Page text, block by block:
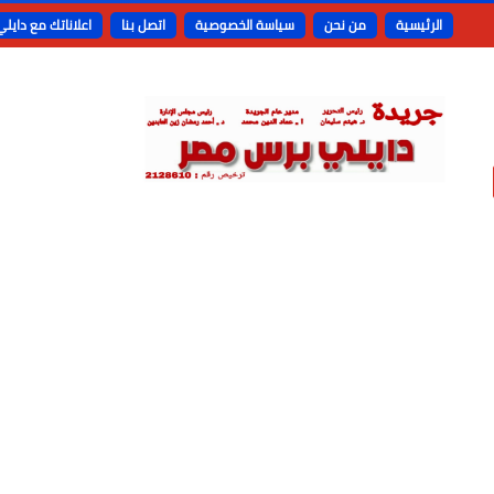
الرئيسية من نحن سياسة الخصوصية اتصل بنا اعلاناتك مع